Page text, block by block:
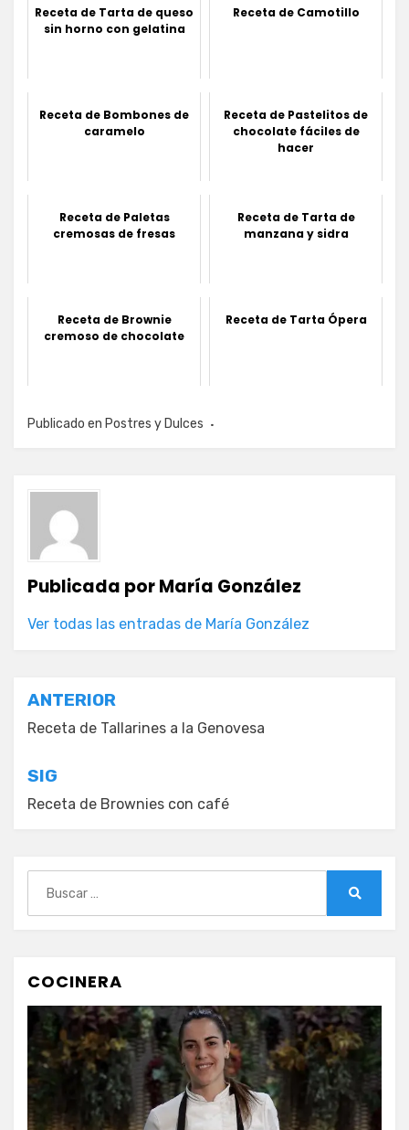
Receta de Tarta de queso
sin horno con gelatina
Receta de Camotillo
Receta de Bombones de
caramelo
Receta de Pastelitos de
chocolate fáciles de
hacer
Receta de Paletas
cremosas de fresas
Receta de Tarta de
manzana y sidra
Receta de Brownie
cremoso de chocolate
Receta de Tarta Ópera
Publicado en Postres y Dulces
Publicada porMaría González
Ver todas las entradas de María González
Navegación
de
entradas
ANTERIOR
Receta de Tallarines a la Genovesa
SIG
Receta de Brownies con café
COCINERA